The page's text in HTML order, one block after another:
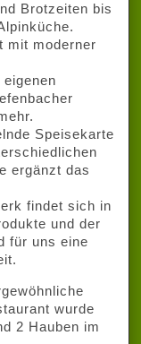
Brotzeiten bis
mit moderner
Speisekarte
ergänzt das
findet sich in
und der
für uns eine
wurde
2 Hauben im